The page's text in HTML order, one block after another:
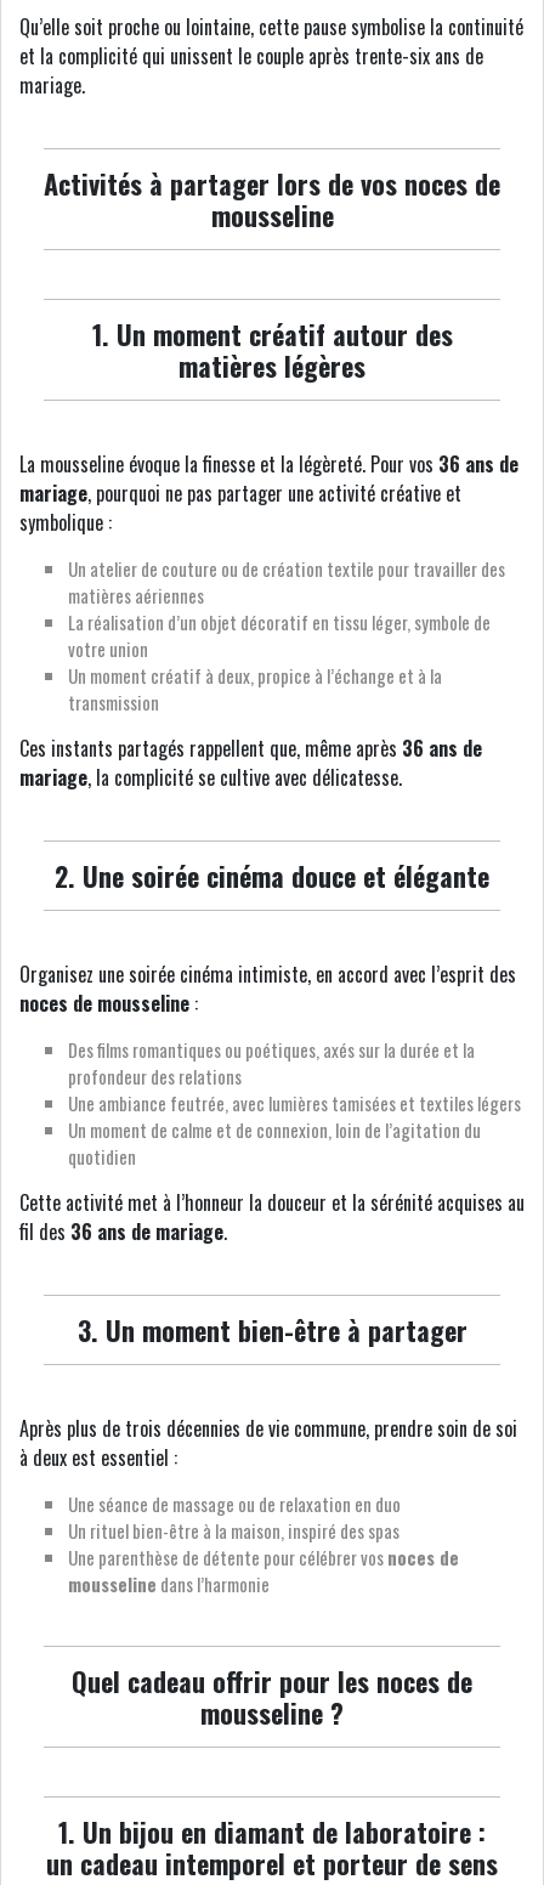
Qu’elle soit proche ou lointaine, cette pause symbolise la continuité
et la complicité qui unissent le couple après trente-six ans de
mariage.
Activités à partager lors de vos noces de
mousseline
1. Un moment créatif autour des
matières légères
La mousseline évoque la finesse et la légèreté. Pour vos 36 ans de
mariage, pourquoi ne pas partager une activité créative et
symbolique :
Un atelier de couture ou de création textile pour travailler des
matières aériennes
La réalisation d’un objet décoratif en tissu léger, symbole de
votre union
Un moment créatif à deux, propice à l’échange et à la
transmission
Ces instants partagés rappellent que, même après 36 ans de
mariage, la complicité se cultive avec délicatesse.
2. Une soirée cinéma douce et élégante
Organisez une soirée cinéma intimiste, en accord avec l’esprit des
noces de mousseline :
Des films romantiques ou poétiques, axés sur la durée et la
profondeur des relations
Une ambiance feutrée, avec lumières tamisées et textiles légers
Un moment de calme et de connexion, loin de l’agitation du
quotidien
Cette activité met à l’honneur la douceur et la sérénité acquises au
fil des 36 ans de mariage.
3. Un moment bien-être à partager
Après plus de trois décennies de vie commune, prendre soin de soi
à deux est essentiel :
Une séance de massage ou de relaxation en duo
Un rituel bien-être à la maison, inspiré des spas
Une parenthèse de détente pour célébrer vosnoces de
mousseline dans l’harmonie
Quel cadeau offrir pour les noces de
mousseline ?
1. Un bijou en diamant de laboratoire :
un cadeau intemporel et porteur de sens